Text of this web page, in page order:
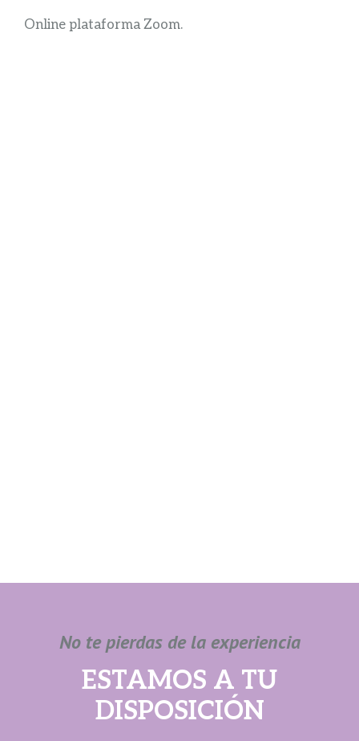
Online plataforma Zoom.
No te pierdas de la experiencia
ESTAMOS A TU
DISPOSICIÓN